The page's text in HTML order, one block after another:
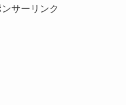
ンサーリンク